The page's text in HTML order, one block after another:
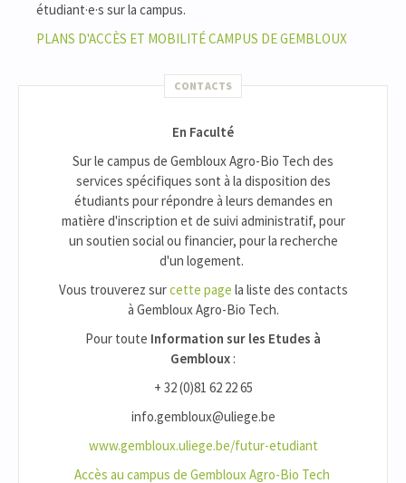
étudiant·e·s sur la campus.
PLANS D'ACCÈS ET MOBILITÉ CAMPUS DE GEMBLOUX
CONTACTS
En Faculté
Sur le campus de Gembloux Agro-Bio Tech des
services spécifiques sont à la disposition des
étudiants pour répondre à leurs demandes en
matière d'inscription et de suivi administratif, pour
un soutien social ou financier, pour la recherche
d'un logement.
Vous trouverez surcette page la liste des contacts
à Gembloux Agro-Bio Tech.
Pour toute Information sur les Etudes à
Gembloux :
+ 32 (0)81 62 22 65
info.gembloux@uliege.be
www.gembloux.uliege.be/futur-etudiant
Accès au campus de Gembloux Agro-Bio Tech